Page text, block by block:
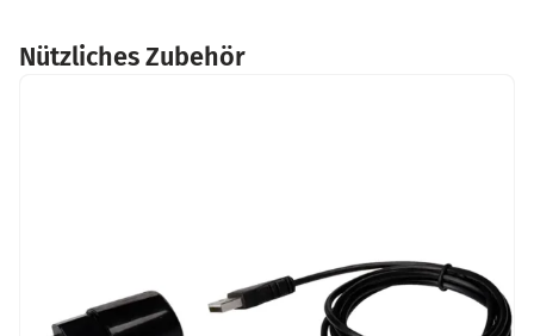
Nützliches Zubehör